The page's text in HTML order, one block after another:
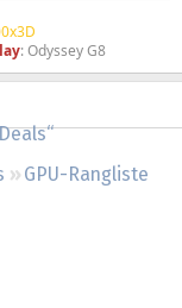
GPU-Rangliste
: Odyssey G8​